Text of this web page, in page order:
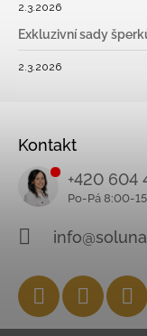
2.3.2026
Exkluzivní sady
2.3.2026
Kontakt
+420 604